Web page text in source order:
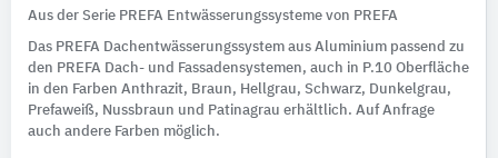
Aus der Serie PREFA Entwässerungssysteme von PREFA
Das PREFA Dachentwässerungssystem aus Aluminium passend zu
den PREFA Dach- und Fassadensystemen, auch in P.10 Oberfläche
in den Farben Anthrazit, Braun, Hellgrau, Schwarz, Dunkelgrau,
Prefaweiß, Nussbraun und Patinagrau erhältlich. Auf Anfrage
auch andere Farben möglich.